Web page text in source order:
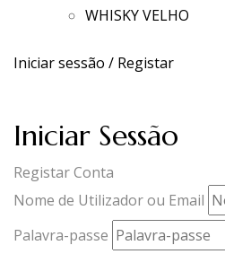
WHISKY VELHO
Iniciar sessão / Registar
Iniciar Sessão
Registar Conta
Nome de Utilizador ou Email
Palavra-passe